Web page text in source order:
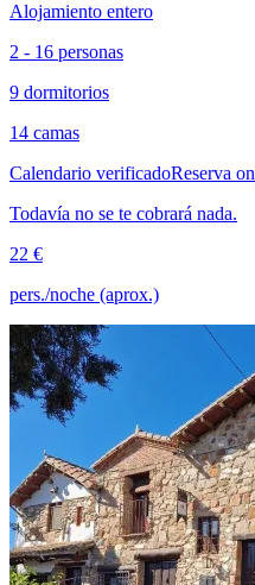
Alojamiento entero
2 - 16 personas
9 dormitorios
14 camas
Calendario verificadoReserva
Todavía no se te cobrará nada.
22 €
pers./noche (aprox.)